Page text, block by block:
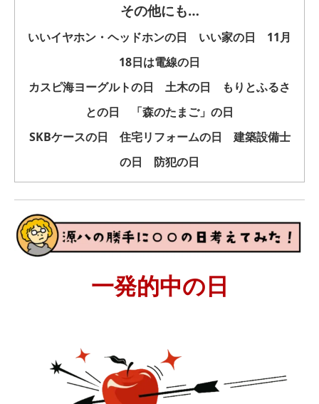
その他にも…
いいイヤホン・ヘッドホンの日 いい家の日 11月
18日は電線の日
カスピ海ヨーグルトの日 土木の日 もりとふるさ
との日 「森のたまご」の日
SKBケースの日 住宅リフォームの日 建築設備士
の日 防犯の日
一発的中の日